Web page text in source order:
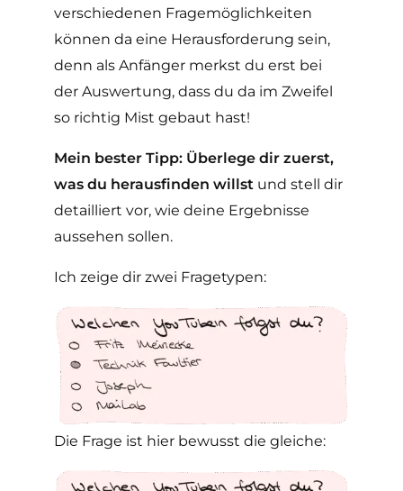
verschiedenen Fragemöglichkeiten
können da eine Herausforderung sein,
denn als Anfänger merkst du erst bei
der Auswertung, dass du da im Zweifel
so richtig Mist gebaut hast!
Mein bester Tipp: Überlege dir zuerst,
was du herausfinden willst und stell dir
detailliert vor, wie deine Ergebnisse
aussehen sollen.
Ich zeige dir zwei Fragetypen:
Die Frage ist hier bewusst die gleiche: